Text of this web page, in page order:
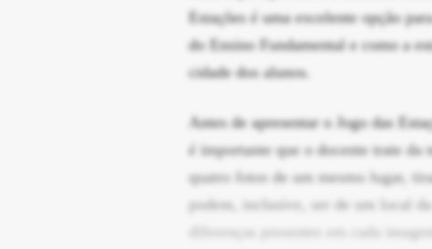
Estações é uma excelente opção
do Ensino Fundamental e como a
cidade dos alunos.
Antes de apresentar o Jogo das
é importante que o docente trate da
quatro fotos de um mesmo lugar,
podem, inclusive, ser de um local
diferenças presentes em cada